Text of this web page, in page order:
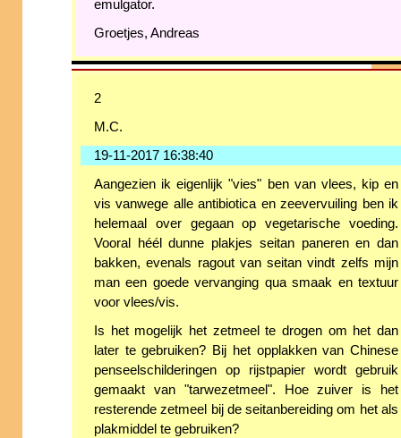
emulgator.
Groetjes, Andreas
2
M.C.
19-11-2017 16:38:40
Aangezien ik eigenlijk "vies" ben van vlees, kip en
vis vanwege alle antibiotica en zeevervuiling ben ik
helemaal over gegaan op vegetarische voeding.
Vooral héél dunne plakjes seitan paneren en dan
bakken, evenals ragout van seitan vindt zelfs mijn
man een goede vervanging qua smaak en textuur
voor vlees/vis.
Is het mogelijk het zetmeel te drogen om het dan
later te gebruiken? Bij het opplakken van Chinese
penseelschilderingen op rijstpapier wordt gebruik
gemaakt van "tarwezetmeel". Hoe zuiver is het
resterende zetmeel bij de seitanbereiding om het als
plakmiddel te gebruiken?